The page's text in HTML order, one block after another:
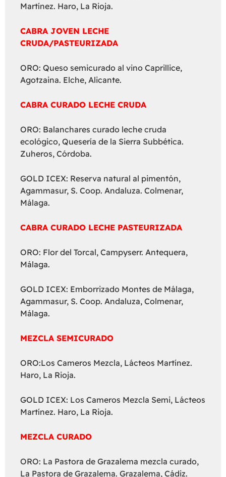
Martínez. Haro, La Rioja.
CABRA JOVEN LECHE
CRUDA/PASTEURIZADA
ORO: Queso semicurado al vino Caprillice,
Agotzaina. Elche, Alicante.
CABRA CURADO LECHE CRUDA
ORO: Balanchares curado leche cruda
ecológico, Quesería de la Sierra Subbética.
Zuheros, Córdoba.
GOLD ICEX: Reserva natural al pimentón,
Agammasur, S. Coop. Andaluza. Colmenar,
Málaga.
CABRA CURADO LECHE PASTEURIZADA
ORO: Flor del Torcal, Campyserr. Antequera,
Málaga.
GOLD ICEX: Emborrizado Montes de Málaga,
Agammasur, S. Coop. Andaluza, Colmenar,
Málaga.
MEZCLA SEMICURADO
ORO:Los Cameros Mezcla, Lácteos Martínez.
Haro, La Rioja.
GOLD ICEX: Los Cameros Mezcla Semi, Lácteos
Martínez. Haro, La Rioja.
MEZCLA CURADO
ORO: La Pastora de Grazalema mezcla curado,
La Pastora de Grazalema. Grazalema, Cádiz.